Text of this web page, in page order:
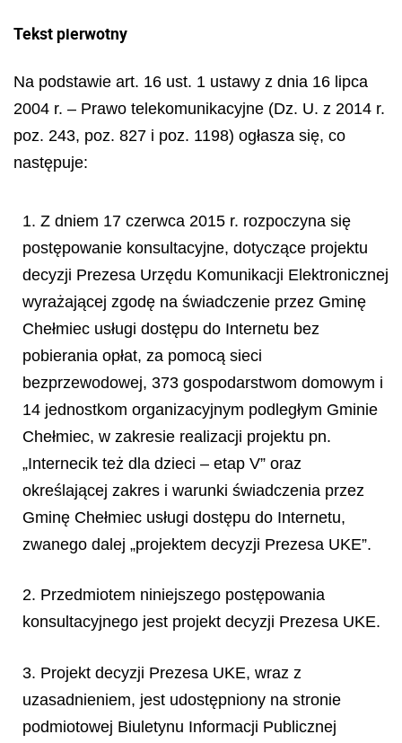
Tekst pierwotny
Na podstawie art. 16 ust. 1 ustawy z dnia 16 lipca
2004 r. – Prawo telekomunikacyjne (Dz. U. z 2014 r.
poz. 243, poz. 827 i poz. 1198) ogłasza się, co
następuje:
1. Z dniem 17 czerwca 2015 r. rozpoczyna się
postępowanie konsultacyjne, dotyczące projektu
decyzji Prezesa Urzędu Komunikacji Elektronicznej
wyrażającej zgodę na świadczenie przez Gminę
Chełmiec usługi dostępu do Internetu bez
pobierania opłat, za pomocą sieci
bezprzewodowej, 373 gospodarstwom domowym i
14 jednostkom organizacyjnym podległym Gminie
Chełmiec, w zakresie realizacji projektu pn.
„Internecik też dla dzieci – etap V” oraz
określającej zakres i warunki świadczenia przez
Gminę Chełmiec usługi dostępu do Internetu,
zwanego dalej „projektem decyzji Prezesa UKE”.
2. Przedmiotem niniejszego postępowania
konsultacyjnego jest projekt decyzji Prezesa UKE.
3. Projekt decyzji Prezesa UKE, wraz z
uzasadnieniem, jest udostępniony na stronie
podmiotowej Biuletynu Informacji Publicznej